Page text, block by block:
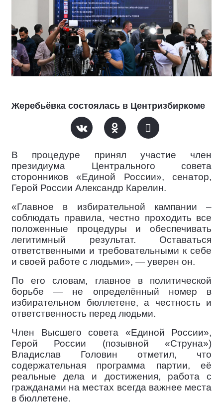
Жеребьёвка состоялась в Центризбиркоме
В процедуре принял участие член
президиума Центрального совета
сторонников «Единой России», сенатор,
Герой России Александр Карелин.
«Главное в избирательной кампании –
соблюдать правила, честно проходить все
положенные процедуры и обеспечивать
легитимный результат. Оставаться
ответственными и требовательными к себе
и своей работе с людьми», — уверен он.
По его словам, главное в политической
борьбе — не определённый номер в
избирательном бюллетене, а честность и
ответственность перед людьми.
Член Высшего совета «Единой России»,
Герой России (позывной «Струна»)
Владислав Головин отметил, что
содержательная программа партии, её
реальные дела и достижения, работа с
гражданами на местах всегда важнее места
в бюллетене.